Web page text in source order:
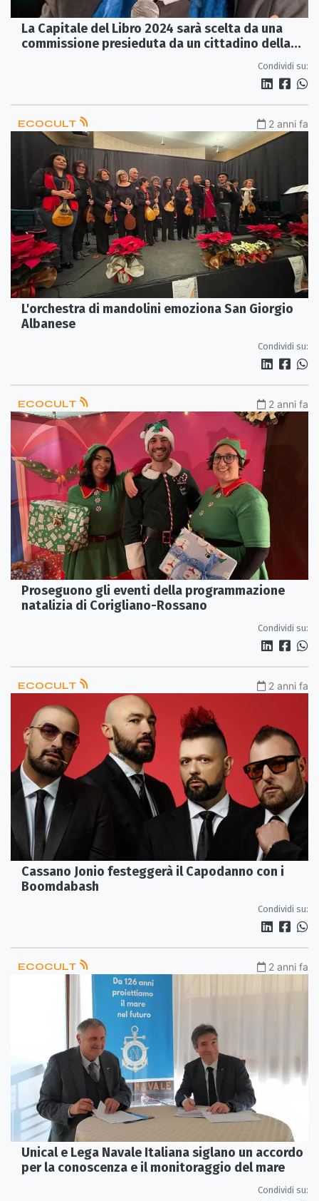
La Capitale del Libro 2024 sarà scelta da una
commissione presieduta da un cittadino della
Condividi su:
ECOCULT 2 anni fa
L'orchestra di mandolini emoziona San Giorgio
Albanese
Condividi su:
ECOCULT 2 anni fa
Proseguono gli eventi della programmazione
natalizia di Corigliano-Rossano
Condividi su:
ECOCULT 2 anni fa
Cassano Jonio festeggerà il Capodanno con i
Boomdabash
Condividi su:
ECOCULT 2 anni fa
Unical e Lega Navale Italiana siglano un accordo
per la conoscenza e il monitoraggio del mare
Condividi su: